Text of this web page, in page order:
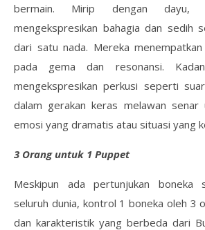
bermain. Mirip dengan dayu,
mengekspresikan bahagia dan sedih
dari satu nada. Mereka menempatkan
pada gema dan resonansi.
mengekspresikan perkusi seperti
dalam gerakan keras melawan senar
emosi yang dramatis atau situasi yang
3 Orang untuk 1 Puppet
Meskipun ada pertunjukan boneka
seluruh dunia, kontrol 1 boneka oleh 3
dan karakteristik yang berbeda dari